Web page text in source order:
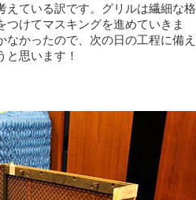
えている訳です。グリルは繊細な格
けてマスキングを進めていきま
かったので、次の日の工程に備え
と思います！